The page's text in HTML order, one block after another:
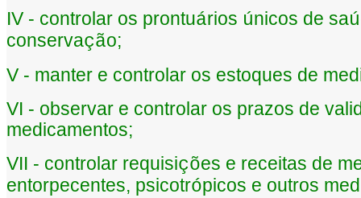
IV - controlar os prontuários únicos de saú
conservação;
V - manter e controlar os estoques de
VI - observar e controlar os prazos de
medicamentos;
VII - controlar requisições e receitas de
entorpecentes, psicotrópicos e outros